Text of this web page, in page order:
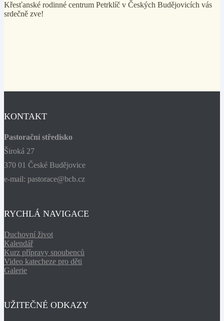
Křesťanské rodinné centrum Petrklíč v Českých Budějovicích vás
srdečně zve!
KONTAKT
Pastorační středisko
Široká 27
370 01 České Budějovice
e-mail: pastorace@bcb.cz
RYCHLÁ NAVIGACE
Duchovní život
Kalendář
Kurz přípravy snoubenců
Video katecheze pro děti
Galerie
UŽITEČNÉ ODKAZY